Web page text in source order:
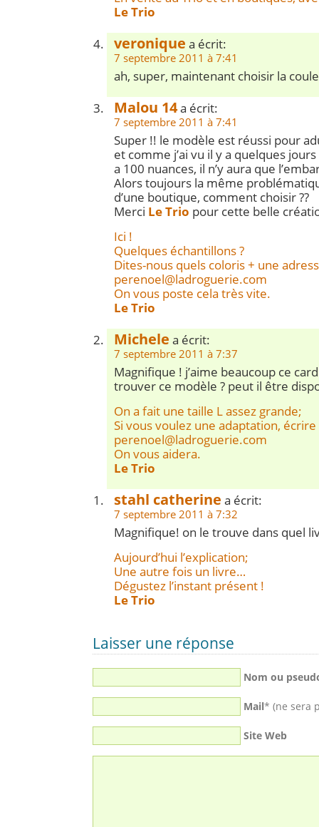
Le Trio
veronique a écrit:
7 septembre 2011 à 7:41
ah, super, maintenant choisir la
Malou 14a écrit:
7 septembre 2011 à 7:41
Super !! le modèle est réussi pour
et comme j’ai vu il y a quelques
a 100 nuances, il n’y aura que
Alors toujours la même
d’une boutique, comment choisir ??
Merci Le Trio pour cette belle
Ici !
Quelques échantillons ?
Dites-nous quels coloris + une
perenoel@ladroguerie.com
On vous poste cela très vite.
Le Trio
Michele a écrit:
7 septembre 2011 à 7:37
Magnifique ! j’aime beaucoup ce
trouver ce modèle ? peut il être
On a fait une taille L assez grande;
Si vous voulez une adaptation, écrire
perenoel@ladroguerie.com
On vous aidera.
Le Trio
stahl catherine a écrit:
7 septembre 2011 à 7:32
Magnifique! on le trouve dans quel
Aujourd’hui l’explication;
Une autre fois un livre…
Dégustez l’instant présent !
Le Trio
Laisser une réponse
Nom ou
Mail* (ne sera
Site Web